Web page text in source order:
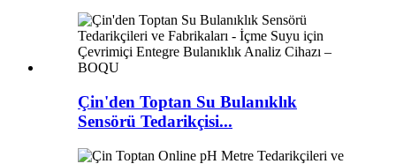
Çin'den Toptan Su Bulanıklık
Sensörü Tedarikçisi...